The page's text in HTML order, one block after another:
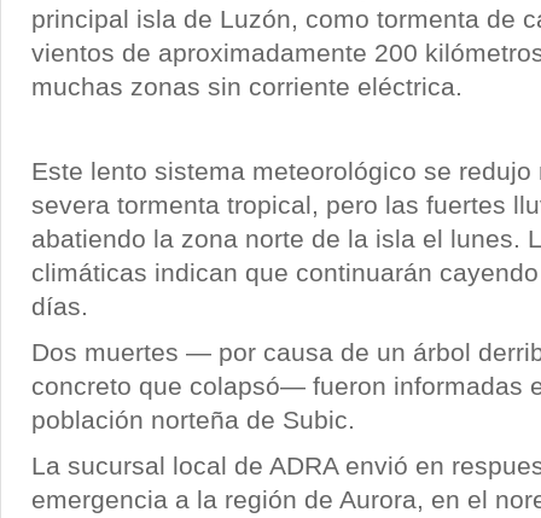
principal isla de Luzón, como tormenta de
vientos de aproximadamente 200
muchas zonas sin corriente eléctrica.
Este lento sistema meteorológico se redujo
severa tormenta tropical, pero las fuertes
abatiendo la zona norte de la isla el lunes.
climáticas indican que continuarán
días.
Dos muertes — por causa de un árbol
concreto que colapsó— fueron informadas
población norteña de Subic.
La sucursal local de ADRA envió en
emergencia a la región de Aurora, en el